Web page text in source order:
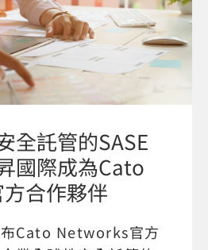
全託管的SASE
國際成為Cato
合作夥伴
Cato Networks官方